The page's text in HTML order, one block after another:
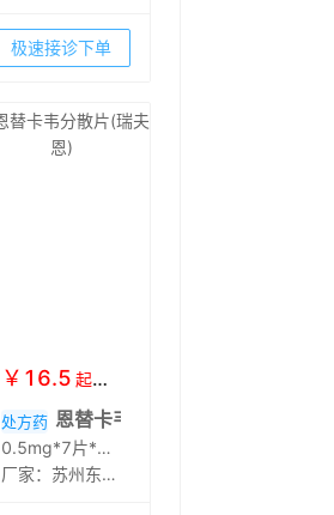
极速接诊下单
￥ 16.5 起 ￥
处方药 恩替卡韦分散片(瑞夫恩)
0.5mg*7片*3板
厂家： 苏州东瑞